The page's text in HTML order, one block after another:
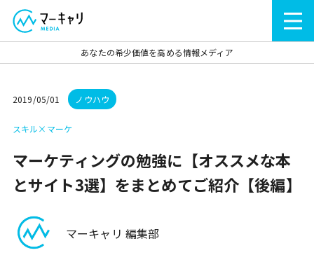
あなたの希少価値を高める情報メディア
2019/05/01 ノウハウ
スキル×マーケ
マーケティングの勉強に【オススメな本
とサイト3選】をまとめてご紹介【後編】
マーキャリ 編集部